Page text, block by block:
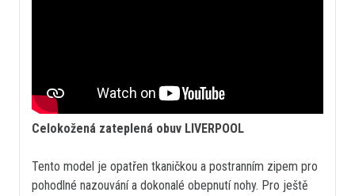
Celokožená zateplená obuv LIVERPOOL
Tento model je opatřen tkaničkou a postranním zipem pro
pohodlné nazouvání a dokonalé obepnutí nohy. Pro ještě